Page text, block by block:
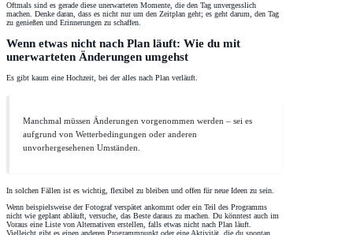
Oftmals sind es gerade diese unerwarteten Momente, die den Tag unvergesslich
machen. Denke daran, dass es nicht nur um den Zeitplan geht; es geht darum, den Tag
zu genießen und Erinnerungen zu schaffen.
Wenn etwas nicht nach Plan läuft: Wie du mit
unerwarteten Änderungen umgehst
Es gibt kaum eine Hochzeit, bei der alles nach Plan verläuft.
Manchmal müssen Änderungen vorgenommen werden – sei es
aufgrund von Wetterbedingungen oder anderen
unvorhergesehenen Umständen.
In solchen Fällen ist es wichtig, flexibel zu bleiben und offen für neue Ideen zu sein.
Wenn beispielsweise der Fotograf verspätet ankommt oder ein Teil des Programms
nicht wie geplant abläuft, versuche, das Beste daraus zu machen. Du könntest auch im
Voraus eine Liste von Alternativen erstellen, falls etwas nicht nach Plan läuft.